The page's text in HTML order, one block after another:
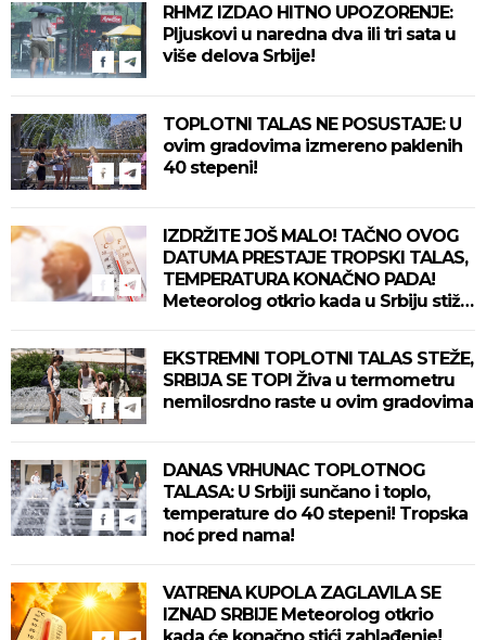
RHMZ IZDAO HITNO UPOZORENJE:
Pljuskovi u naredna dva ili tri sata u
više delova Srbije!
TOPLOTNI TALAS NE POSUSTAJE: U
ovim gradovima izmereno paklenih
40 stepeni!
IZDRŽITE JOŠ MALO! TAČNO OVOG
DATUMA PRESTAJE TROPSKI TALAS,
TEMPERATURA KONAČNO PADA!
Meteorolog otkrio kada u Srbiju stiže
EKSTREMNI TOPLOTNI TALAS STEŽE,
SRBIJA SE TOPI Živa u termometru
nemilosrdno raste u ovim gradovima
DANAS VRHUNAC TOPLOTNOG
TALASA: U Srbiji sunčano i toplo,
temperature do 40 stepeni! Tropska
noć pred nama!
VATRENA KUPOLA ZAGLAVILA SE
IZNAD SRBIJE Meteorolog otkrio
kada će konačno stići zahlađenje!